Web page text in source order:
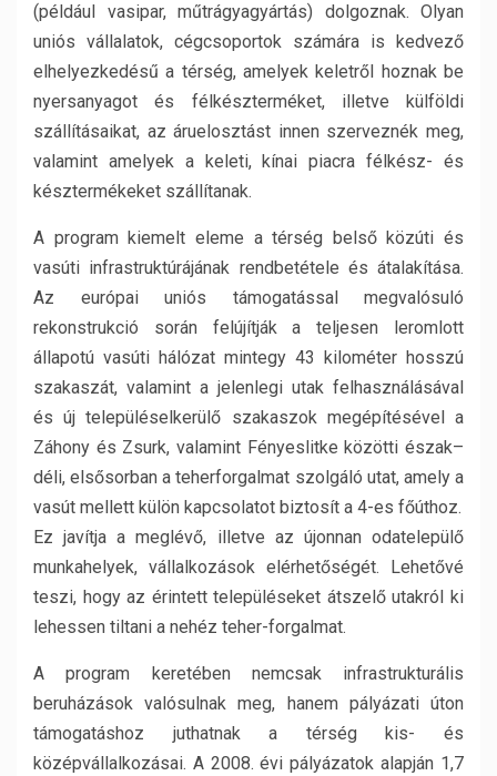
(például vasipar, műtrágyagyártás) dolgoznak. Olyan
uniós vállalatok, cégcsoportok számára is kedvező
elhelyezkedésű a térség, amelyek keletről hoznak be
nyersanyagot és félkészterméket, illetve külföldi
szállításaikat, az áruelosztást innen szerveznék meg,
valamint amelyek a keleti, kínai piacra félkész- és
késztermékeket szállítanak.
A program kiemelt eleme a térség belső közúti és
vasúti infrastruktúrájának rendbetétele és átalakítása.
Az európai uniós támogatással megvalósuló
rekonstrukció során felújítják a teljesen leromlott
állapotú vasúti hálózat mintegy 43 kilométer hosszú
szakaszát, valamint a jelenlegi utak felhasználásával
és új településelkerülő szakaszok megépítésével a
Záhony és Zsurk, valamint Fényeslitke közötti észak–
déli, elsősorban a teherforgalmat szolgáló utat, amely a
vasút mellett külön kapcsolatot biztosít a 4-es főúthoz.
Ez javítja a meglévő, illetve az újonnan odatelepülő
munkahelyek, vállalkozások elérhetőségét. Lehetővé
teszi, hogy az érintett településeket átszelő utakról ki
lehessen tiltani a nehéz teher-forgalmat.
A program keretében nemcsak infrastrukturális
beruházások valósulnak meg, hanem pályázati úton
támogatáshoz juthatnak a térség kis- és
középvállalkozásai. A 2008. évi pályázatok alapján 1,7